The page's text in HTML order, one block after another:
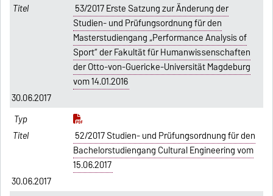
53/2017 Erste Satzung zur Änderung der
Studien- und Prüfungsordnung für den
Masterstudiengang „Performance Analysis of
Sport“ der Fakultät für Humanwissenschaften
der Otto-von-Guericke-Universität Magdeburg
vom 14.01.2016
30.06.2017
52/2017 Studien- und Prüfungsordnung für den
Bachelorstudiengang Cultural Engineering vom
15.06.2017
30.06.2017